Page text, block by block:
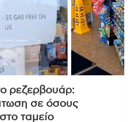
ρεζερβουάρ:
σε όσους
ταμείο